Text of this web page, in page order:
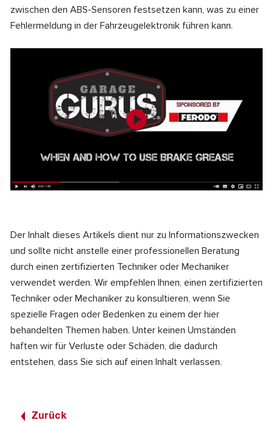
zwischen den ABS-Sensoren festsetzen kann, was zu einer
Fehlermeldung in der Fahrzeugelektronik führen kann.
Der Inhalt dieses Artikels dient nur zu Informationszwecken
und sollte nicht anstelle einer professionellen Beratung
durch einen zertifizierten Techniker oder Mechaniker
verwendet werden. Wir empfehlen Ihnen, einen zertifizierten
Techniker oder Mechaniker zu konsultieren, wenn Sie
spezielle Fragen oder Bedenken zu einem der hier
behandelten Themen haben. Unter keinen Umständen
haften wir für Verluste oder Schäden, die dadurch
entstehen, dass Sie sich auf einen Inhalt verlassen.
Zurück